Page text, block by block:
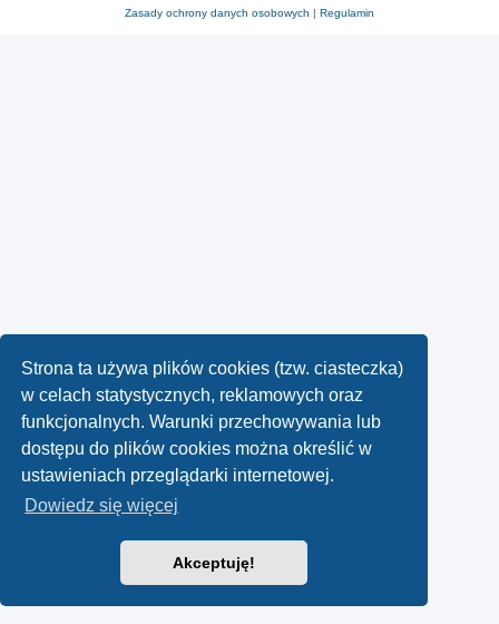
Strona ta używa plików cookies (tzw. ciasteczka)
w celach statystycznych, reklamowych oraz
funkcjonalnych. Warunki przechowywania lub
dostępu do plików cookies można określić w
ustawieniach przeglądarki internetowej.
Dowiedz się więcej
Akceptuję!
Zasady ochrony danych osobowych | Regulamin